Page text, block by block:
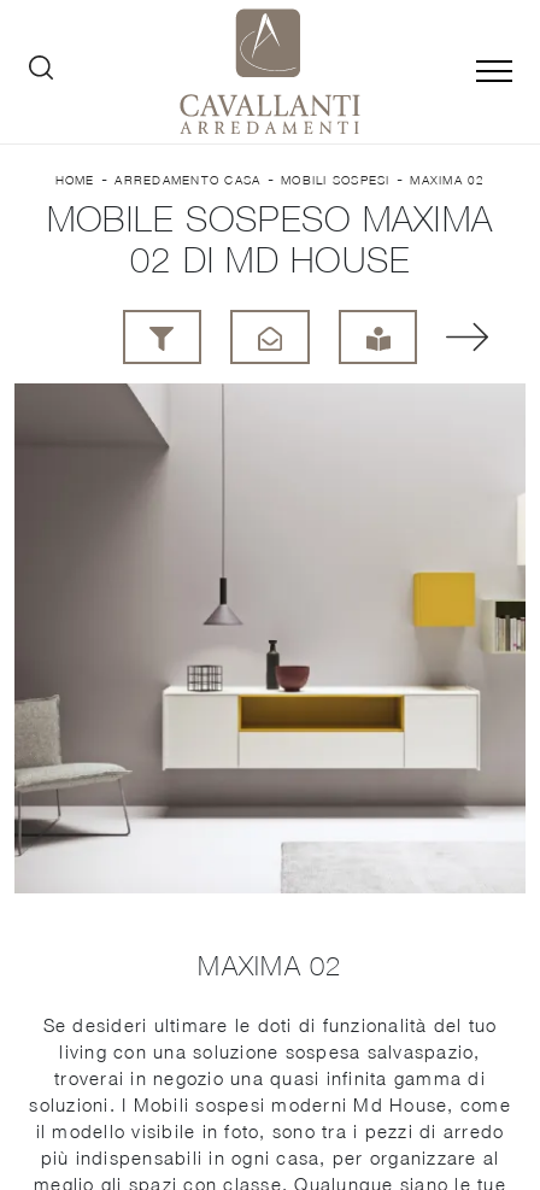
HOME -ARREDAMENTO CASA - MOBILI SOSPESI -MAXIMA 02
MOBILE SOSPESO MAXIMA
02 DI MD HOUSE
MAXIMA 02
Se desideri ultimare le doti di funzionalità del tuo
living con una soluzione sospesa salvaspazio,
troverai in negozio una quasi infinita gamma di
soluzioni. I Mobili sospesi moderni Md House, come
il modello visibile in foto, sono tra i pezzi di arredo
più indispensabili in ogni casa, per organizzare al
meglio gli spazi con classe. Qualunque siano le tue